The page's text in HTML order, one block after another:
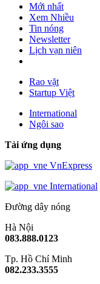
Mới nhất
Xem Nhiều
Tin nóng
Newsletter
Lịch vạn niên
Rao vặt
Startup Việt
International
Ngôi sao
Tải ứng dụng
VnExpress
International
Đường dây nóng
Hà Nội
083.888.0123
Tp. Hồ Chí Minh
082.233.3555